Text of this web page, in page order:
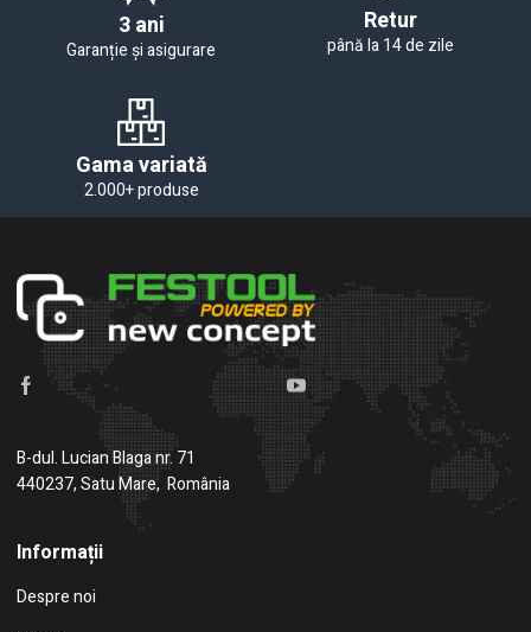
3 ani
Garanție și asigurare
Retur
până la 14 de zile
Gama variată
2.000+ produse
B-dul. Lucian Blaga nr. 71
440237, Satu Mare, România
Informații
Despre noi